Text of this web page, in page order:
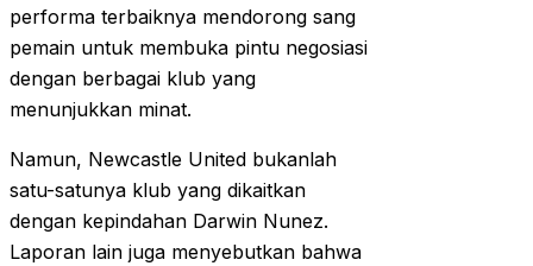
performa terbaiknya mendorong sang
pemain untuk membuka pintu negosiasi
dengan berbagai klub yang
menunjukkan minat.
Namun, Newcastle United bukanlah
satu-satunya klub yang dikaitkan
dengan kepindahan Darwin Nunez.
Laporan lain juga menyebutkan bahwa